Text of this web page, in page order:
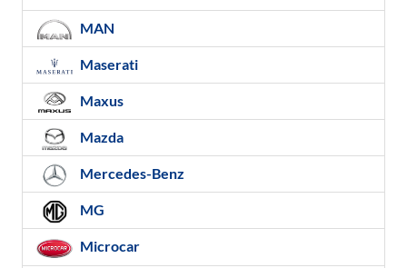
MAN
Maserati
Maxus
Mazda
Mercedes-Benz
MG
Microcar